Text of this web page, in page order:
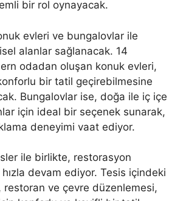
bir rol oynayacak.
evleri ve bungalovlar ile
alanlar sağlanacak. 14
odadan oluşan konuk evleri,
bir tatil geçirebilmesine
Bungalovlar ise, doğa ile iç içe
için ideal bir seçenek sunarak,
deneyimi vaat ediyor.
ile birlikte, restorasyon
hızla devam ediyor. Tesis içindeki
restoran ve çevre düzenlemesi,